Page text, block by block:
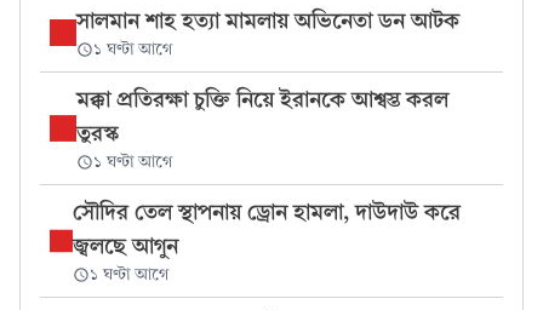
সালমান শাহ হত্যা মামলায় অভিনেতা ডন আটক
১ ঘণ্টা আগে
মক্কা প্রতিরক্ষা চুক্তি নিয়ে ইরানকে আশ্বস্ত করল
তুরস্ক
১ ঘণ্টা আগে
সৌদির তেল স্থাপনায় ড্রোন হামলা, দাউদাউ করে
জ্বলছে আগুন
১ ঘণ্টা আগে